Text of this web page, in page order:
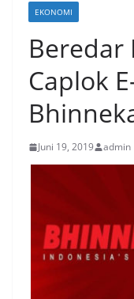
EKONOMI
Beredar
Caplok
Juni 19, 2019 admin